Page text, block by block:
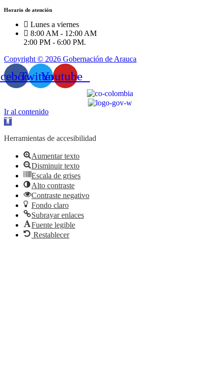
Horario de atención
Lunes a viernes
8:00 AM - 12:00 AM
2:00 PM - 6:00 PM.
Copyright © 2026 Gobernación de Arauca
TwitterYoutube
Ir al contenido
Abrir
de
Herramientas de accesibilidad
Aumentar texto
Disminuir texto
Escala de grises
Alto contraste
Contraste negativo
Fondo claro
Subrayar enlaces
Fuente legible
Restablecer